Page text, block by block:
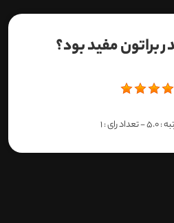
براتون مفید بود؟
:
5.0- تعداد رای :1